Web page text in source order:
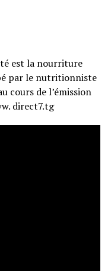
est la nourriture
par le nutritionniste
cours de l’émission
direct7.tg